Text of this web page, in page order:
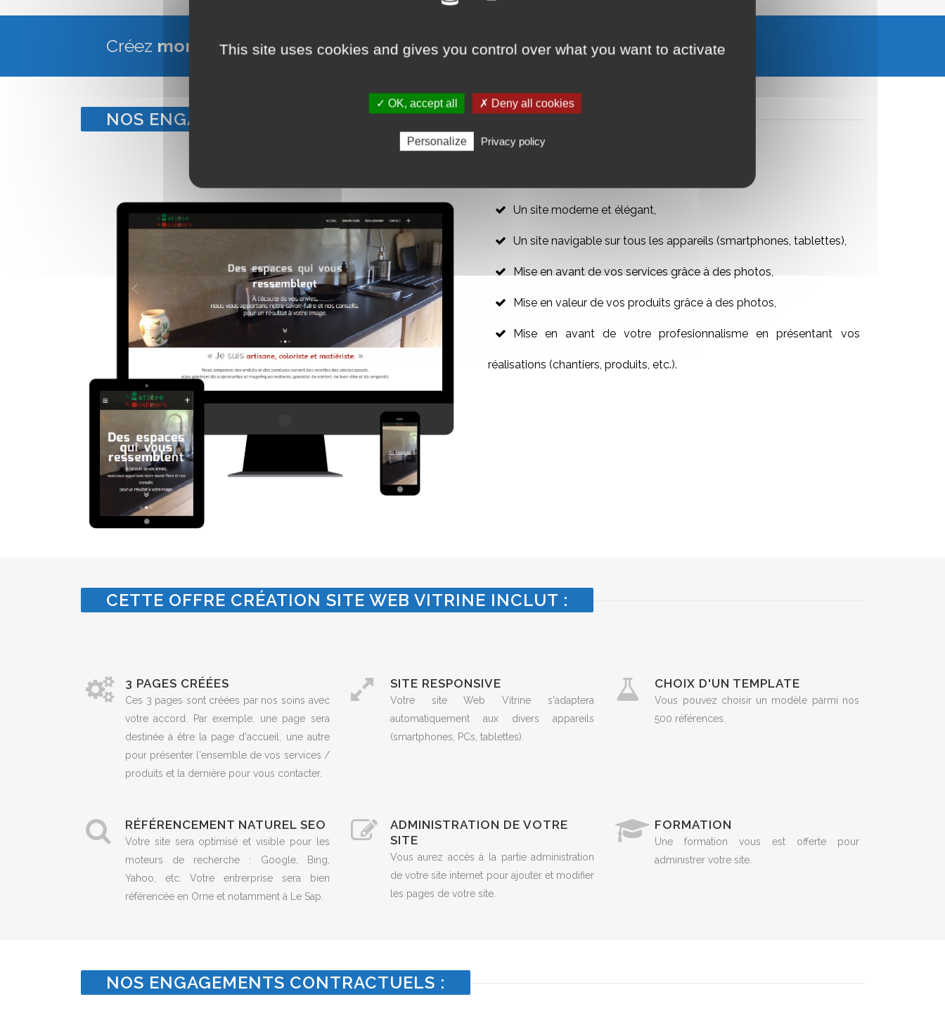
Créez mon site Web Vitrinemaintenant : AJOUTER AU PANIER
NOS ENGAGEMENTS POUR VOTRE SITE WEB VITRINE
Un site moderne et élégant,
Un site navigable sur tous les appareils (smartphones, tablettes),
Mise en avant de vos services grâce à des photos,
Mise en valeur de vos produits grâce à des photos,
Mise en avant de votre profesionnalisme en présentant vos
réalisations (chantiers, produits, etc.).
CETTE OFFRE CRÉATION SITE WEB VITRINE INCLUT :
3 PAGES CRÉÉES
Ces 3 pages sont créées par nos soins avec
votre accord. Par exemple, une page sera
destinée à être la page d'accueil, une autre
pour présenter l'ensemble de vos services /
produits et la dernière pour vous contacter.
SITE RESPONSIVE
Votre site Web Vitrine s'adaptera
automatiquement aux divers appareils
(smartphones, PCs, tablettes).
CHOIX D'UN TEMPLATE
Vous pouvez choisir un modèle parmi nos
500 références.
RÉFÉRENCEMENT NATUREL SEO
Votre site sera optimisé et visible pour les
moteurs de recherche : Google, Bing,
Yahoo, etc. Votre entrerprise sera bien
référencée en Orne et notamment à Le Sap.
ADMINISTRATION DE VOTRE
SITE
Vous aurez accès à la partie administration
de votre site internet pour ajouter et modifier
les pages de votre site.
FORMATION
Une formation vous est offerte pour
administrer votre site.
NOS ENGAGEMENTS CONTRACTUELS :
This site uses cookies and gives you control over what you want to activate
✓ OK, accept all ✗ Deny all cookies
Personalize Privacy policy